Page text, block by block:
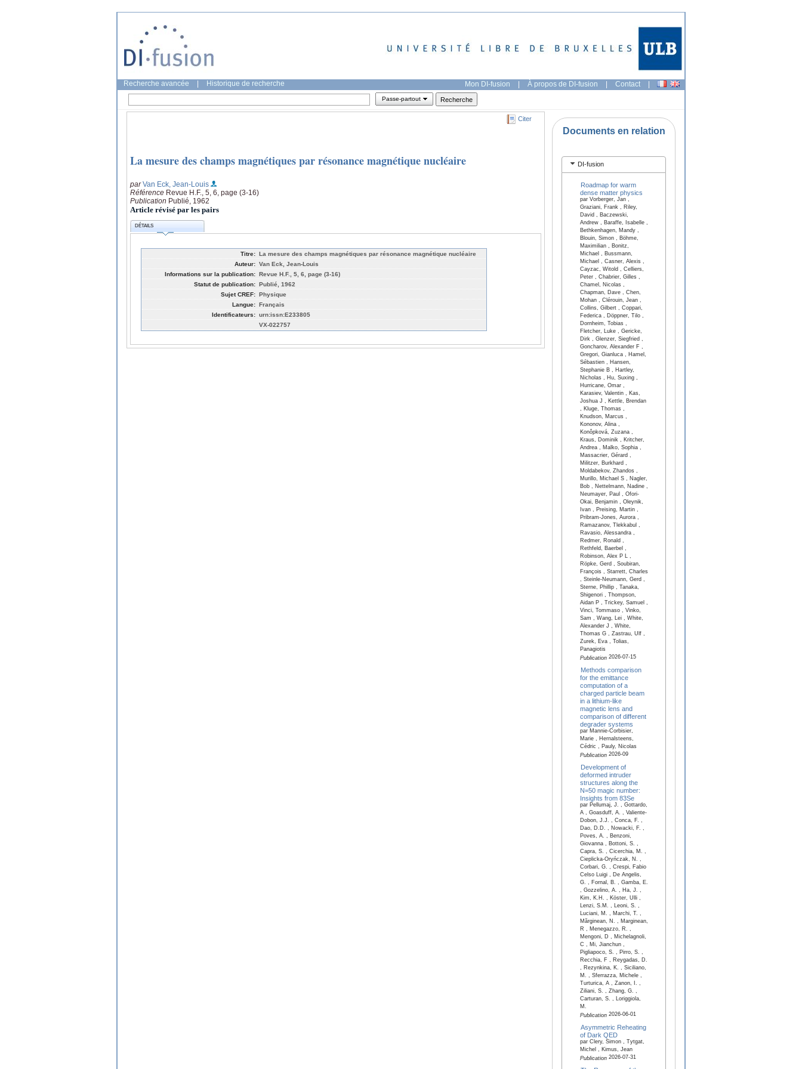
Recherche avancée Historique de recherche Mon DI-fusion | À propos de DI-fusion | Contact |
Passe-partout
Citer
La mesure des champs magnétiques par résonance magnétique nucléaire
parVan Eck, Jean-Louis
Référence Revue H.F., 5, 6, page (3-16)
Publication Publié, 1962
Article révisé par les pairs
DÉTAILS
Titre: La mesure des champs magnétiques par résonance magnétique nucléaire
Auteur: Van Eck, Jean-Louis
Informations sur la publication: Revue H.F., 5, 6, page (3-16)
Statut de publication: Publié, 1962
Sujet CREF: Physique
Langue: Français
Identificateurs: urn:issn:E233805
VX-022757
Documents en relation
DI-fusion
Roadmap for warm
dense matter physics
par Vorberger, Jan ,
Graziani, Frank , Riley,
David , Baczewski,
Andrew , Baraffe, Isabelle ,
Bethkenhagen, Mandy ,
Blouin, Simon , Böhme,
Maximilian , Bonitz,
Michael , Bussmann,
Michael , Casner, Alexis ,
Cayzac, Witold , Celliers,
Peter , Chabrier, Gilles ,
Chamel, Nicolas ,
Chapman, Dave , Chen,
Mohan , Clérouin, Jean ,
Collins, Gilbert , Coppari,
Federica , Döppner, Tilo ,
Dornheim, Tobias ,
Fletcher, Luke , Gericke,
Dirk , Glenzer, Siegfried ,
Goncharov, Alexander F ,
Gregori, Gianluca , Hamel,
Sébastien , Hansen,
Stephanie B , Hartley,
Nicholas , Hu, Suxing ,
Hurricane, Omar ,
Karasiev, Valentin , Kas,
Joshua J , Kettle, Brendan
, Kluge, Thomas ,
Knudson, Marcus ,
Kononov, Alina ,
Konôpková, Zuzana ,
Kraus, Dominik , Kritcher,
Andrea , Malko, Sophia ,
Massacrier, Gérard ,
Militzer, Burkhard ,
Moldabekov, Zhandos ,
Murillo, Michael S , Nagler,
Bob , Nettelmann, Nadine ,
Neumayer, Paul , Ofori-
Okai, Benjamin , Oleynik,
Ivan , Preising, Martin ,
Pribram-Jones, Aurora ,
Ramazanov, Tlekkabul ,
Ravasio, Alessandra ,
Redmer, Ronald ,
Rethfeld, Baerbel ,
Robinson, Alex P L ,
Röpke, Gerd , Soubiran,
François , Starrett, Charles
, Steinle-Neumann, Gerd ,
Sterne, Phillip , Tanaka,
Shigenori , Thompson,
Aidan P , Trickey, Samuel ,
Vinci, Tommaso , Vinko,
Sam , Wang, Lei , White,
Alexander J , White,
Thomas G , Zastrau, Ulf ,
Zurek, Eva , Tolias,
Panagiotis
Publication2026-07-15
Methods comparison
for the emittance
computation of a
charged particle beam
in a lithium-like
magnetic lens and
comparison of different
degrader systems
par Mannie-Corbisier,
Marie , Hernalsteens,
Cédric , Pauly, Nicolas
Publication2026-09
Development of
deformed intruder
structures along the
N=50 magic number:
Insights from 83Se
par Pellumaj, J. , Gottardo,
A , Goasduff, A. , Valiente-
Dobon, J.J. , Conca, F. ,
Dao, D.D. , Nowacki, F. ,
Poves, A. , Benzoni,
Giovanna , Bottoni, S. ,
Capra, S. , Cicerchia, M. ,
Cieplicka-Oryńczak, N. ,
Corbari, G. , Crespi, Fabio
Celso Luigi , De Angelis,
G. , Fornal, B. , Gamba, E.
, Gozzelino, A. , Ha, J. ,
Kim, K.H. , Köster, Ulli ,
Lenzi, S.M. , Leoni, S. ,
Luciani, M. , Marchi, T. ,
Mărginean, N. , Marginean,
R , Menegazzo, R. ,
Mengoni, D , Michelagnoli,
C , Mi, Jianchun ,
Pigliapoco, S. , Pirro, S. ,
Recchia, F , Reygadas, D.
, Rezynkina, K. , Siciliano,
M. , Sferrazza, Michele ,
Turturica, A , Zanon, I. ,
Ziliani, S. , Zhang, G. ,
Carturan, S. , Loriggiola,
M.
Publication2026-06-01
Asymmetric Reheating
of Dark QED
par Clery, Simon , Tytgat,
Michel , Kimus, Jean
Publication2026-07-31